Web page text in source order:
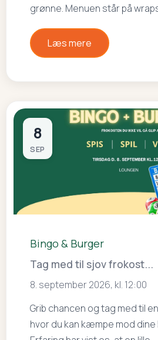
grønne. Menuen står på
Læs mere
8
SEP
Bingo & Burger
Tag med til sjov frokost...
8. september 2026, kl. 12:00
Grib chancen og tag med til
hvor du kan kæmpe mod dine